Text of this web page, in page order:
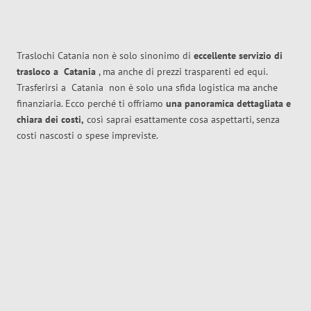
Traslochi Catania non è solo sinonimo di eccellente servizio di
trasloco a Catania , ma anche di prezzi trasparenti ed equi.
Trasferirsi a Catania non è solo una sfida logistica ma anche
finanziaria. Ecco perché ti offriamo una panoramica dettagliata e
chiara dei costi, così saprai esattamente cosa aspettarti, senza
costi nascosti o spese impreviste.